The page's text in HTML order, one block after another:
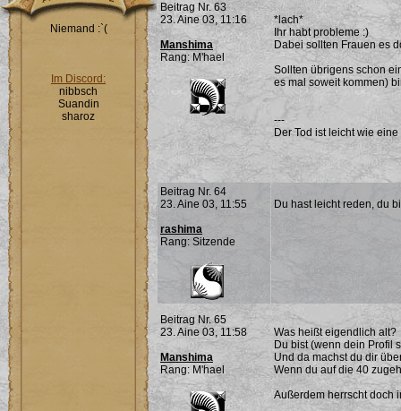
Niemand :`(
Im Discord:
nibbsch
Suandin
sharoz
Beitrag Nr. 63
23. Aine 03, 11:16
Manshima
Rang: M'hael
*lach*
Ihr habt probleme :)
Dabei sollten Frauen es
Sollten übrigens schon
es mal soweit kommen)
---
Der Tod ist leicht wie
Beitrag Nr. 64
23. Aine 03, 11:55
rashima
Rang: Sitzende
Du hast leicht reden, du
Beitrag Nr. 65
23. Aine 03, 11:58
Manshima
Rang: M'hael
Was heißt eigendlich alt?
Du bist (wenn dein Profil
Und da machst du dir
Wenn du auf die 40
Außerdem herrscht doch